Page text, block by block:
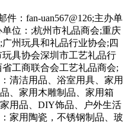
件：fan-uan567@126;主办单
位：;杭州市礼品商会;重庆
州玩具和礼品行业协会;四
具协会深圳市工艺礼品行
工商联合会工艺礼品商会;
清洁用品、浴室用具、家用
、家用木雕制品、家用箱
用品、DIY饰品、户外生活
家用陶瓷，不锈钢制品、玻